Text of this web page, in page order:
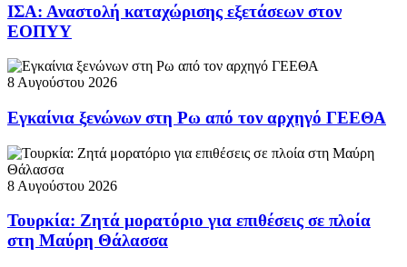
ΙΣΑ: Αναστολή καταχώρισης εξετάσεων στον
ΕΟΠΥΥ
8 Αυγούστου 2026
Εγκαίνια ξενώνων στη Ρω από τον αρχηγό ΓΕΕΘΑ
8 Αυγούστου 2026
Τουρκία: Ζητά μορατόριο για επιθέσεις σε πλοία
στη Μαύρη Θάλασσα